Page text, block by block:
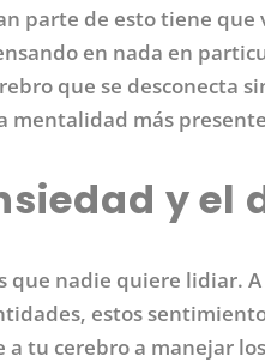
parte de esto tiene que
en nada en
que se desconecta
mentalidad más
y el
que nadie quiere lidiar.
estos
tu cerebro a manejar